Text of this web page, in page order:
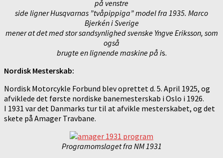
på venstre
side ligner Husqvarnas ”tvåpippiga” model fra 1935. Marco
Bjerkén i Sverige
mener at det med stor sandsynlighed svenske Yngve Eriksson, som
også
brugte en lignende maskine på is.
Nordisk Mesterskab:
Nordisk Motorcykle Forbund blev oprettet d. 5. April 1925, og
afviklede det første nordiske banemesterskab i Oslo i 1926.
I 1931 var det Danmarks tur til at afvikle mesterskabet, og det
skete på Amager Travbane.
Programomslaget fra NM 1931